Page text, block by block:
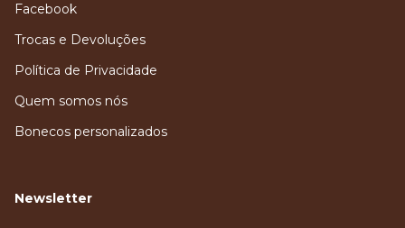
Facebook
Trocas e Devoluções
Política de Privacidade
Quem somos nós
Bonecos personalizados
Newsletter